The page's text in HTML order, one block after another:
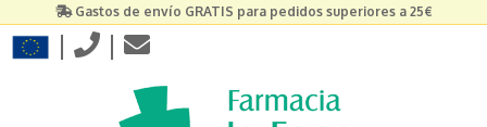
Gastos de envío GRATIS para pedidos superiores a 25€
| |